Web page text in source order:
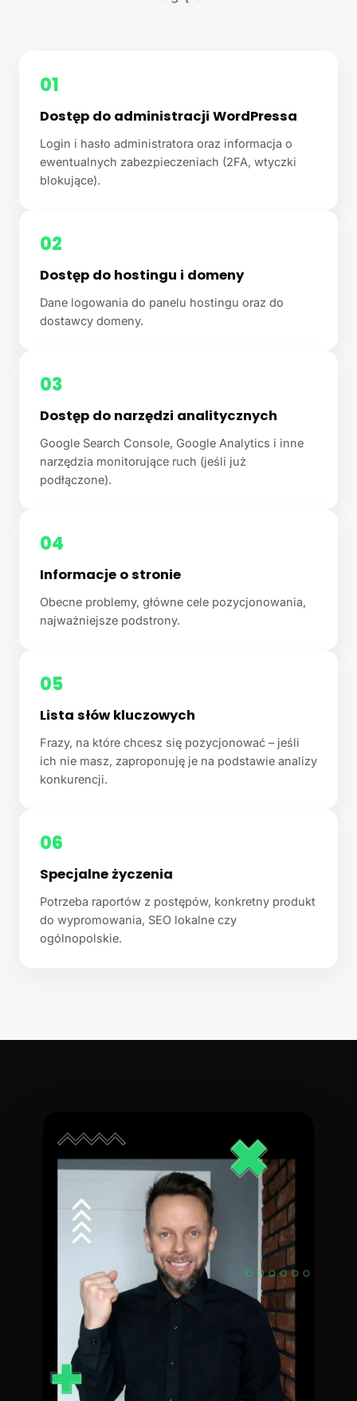
01
Dostęp do administracji WordPressa
Login i hasło administratora oraz informacja o
ewentualnych zabezpieczeniach (2FA, wtyczki
blokujące).
02
Dostęp do hostingu i domeny
Dane logowania do panelu hostingu oraz do
dostawcy domeny.
03
Dostęp do narzędzi analitycznych
Google Search Console, Google Analytics i inne
narzędzia monitorujące ruch (jeśli już
podłączone).
04
Informacje o stronie
Obecne problemy, główne cele pozycjonowania,
najważniejsze podstrony.
05
Lista słów kluczowych
Frazy, na które chcesz się pozycjonować – jeśli
ich nie masz, zaproponuję je na podstawie analizy
konkurencji.
06
Specjalne życzenia
Potrzeba raportów z postępów, konkretny produkt
do wypromowania, SEO lokalne czy
ogólnopolskie.